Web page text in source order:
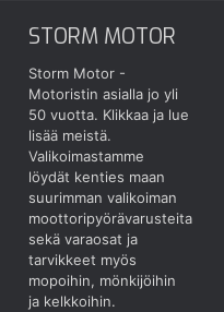
STORM MOTOR
Storm Motor -
Motoristin asialla jo yli
50 vuotta. Klikkaa ja lue
lisää meistä.
Valikoimastamme
löydät kenties maan
suurimman valikoiman
moottoripyörävarusteita
sekä varaosat ja
tarvikkeet myös
mopoihin, mönkijöihin
ja kelkkoihin.